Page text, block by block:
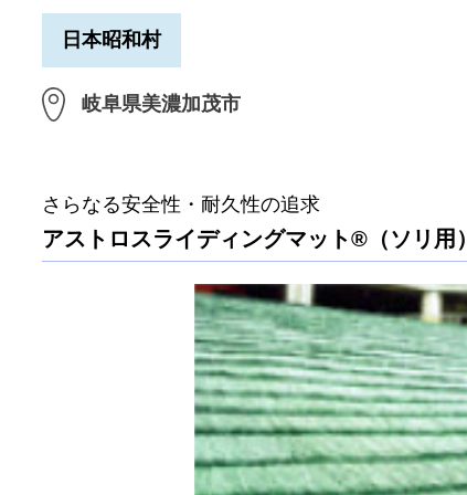
日本昭和村
岐阜県美濃加茂市
さらなる安全性・耐久性の追求
アストロスライディングマット®（ソリ用）